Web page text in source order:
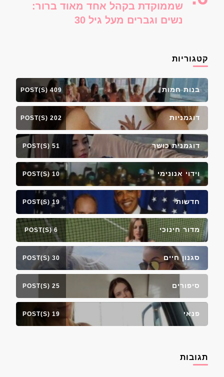
שממוקדת בקהל אחד מאוד ברור:
נשים וגברים מעל גיל 30
קטגוריות
בנות חמות 409 POST(S)
דוגמניות 202 POST(S)
דוגמנית כושר 51 POST(S)
וידוי אנונימי 10 POST(S)
חדשות 19 POST(S)
מדור חינוכי 6 POST(S)
סגנון חיים 30 POST(S)
סיפורים 25 POST(S)
פנאי 19 POST(S)
תגובות